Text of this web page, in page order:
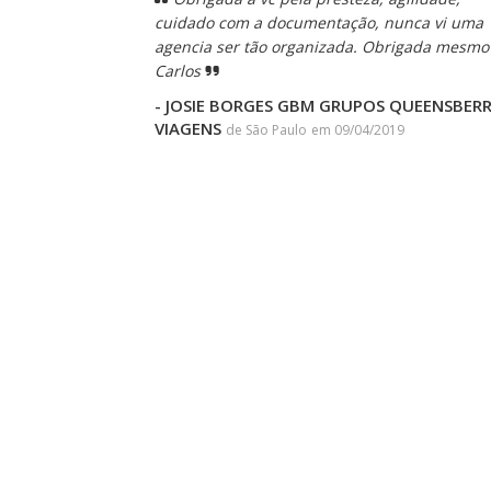
cuidado com a documentação, nunca vi uma
agencia ser tão organizada. Obrigada mesmo
Carlos
- JOSIE BORGES GBM GRUPOS
VIAGENS de São Paulo em 09/04/2019